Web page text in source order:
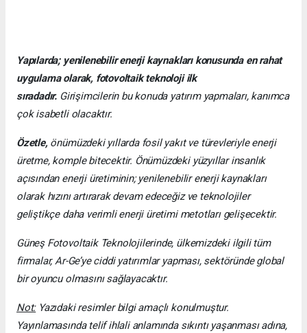
Yapılarda; yenilenebilir enerji kaynakları konusunda en rahat
uygulama olarak, fotovoltaik teknoloji ilk
sıradadır. Girişimcilerin bu konuda yatırım yapmaları, kanımca
çok isabetli olacaktır.
Özetle,önümüzdeki yıllarda fosil yakıt ve türevleriyle enerji
üretme, komple bitecektir. Önümüzdeki yüzyıllar insanlık
açısından enerji üretiminin; yenilenebilir enerji kaynakları
olarak hızını artırarak devam edeceğiz ve teknolojiler
geliştikçe daha verimli enerji üretimi metotları gelişecektir.
Güneş Fotovoltaik Teknolojilerinde, ülkemizdeki ilgili tüm
firmalar, Ar-Ge’ye ciddi yatırımlar yapması, sektöründe global
bir oyuncu olmasını sağlayacaktır.
Not:Yazıdaki resimler bilgi amaçlı konulmuştur.
Yayınlamasında telif ihlali anlamında sıkıntı yaşanması adına,